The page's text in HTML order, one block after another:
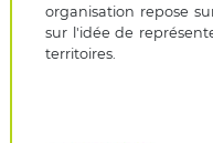
organisation repose
sur l'idée de
territoires.